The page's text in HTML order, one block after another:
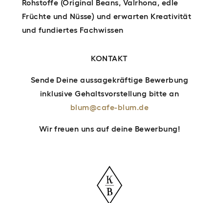
Rohstoffe (Original Beans, Valrhona, edle
Früchte und Nüsse) und erwarten Kreativität
und fundiertes Fachwissen
KONTAKT
Sende Deine aussagekräftige Bewerbung
inklusive Gehaltsvorstellung bitte an
blum@cafe-blum.de
Wir freuen uns auf deine Bewerbung!